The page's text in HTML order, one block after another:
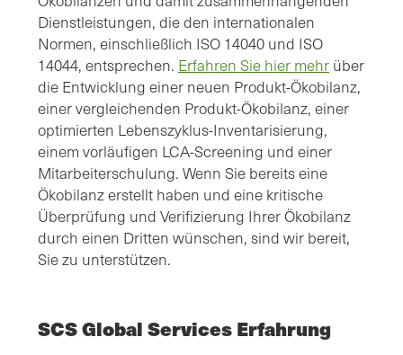
Dienstleistungen, die den internationalen
Normen, einschließlich ISO 14040 und ISO
14044, entsprechen. Erfahren Sie hier mehr über
die Entwicklung einer neuen Produkt-Ökobilanz,
einer vergleichenden Produkt-Ökobilanz, einer
optimierten Lebenszyklus-Inventarisierung,
einem vorläufigen LCA-Screening und einer
Mitarbeiterschulung. Wenn Sie bereits eine
Ökobilanz erstellt haben und eine kritische
Überprüfung und Verifizierung Ihrer Ökobilanz
durch einen Dritten wünschen, sind wir bereit,
Sie zu unterstützen.
SCS Global Services Erfahrung